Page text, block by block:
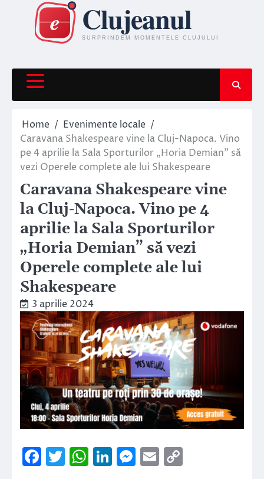
content
Home
Evenimente locale
Caravana Shakespeare vine la Cluj-Napoca. Vino
pe 4 aprilie la Sala Sporturilor „Horia Demian” să
vezi Operele complete ale lui Shakespeare
Caravana Shakespeare vine
la Cluj-Napoca. Vino pe 4
aprilie la Sala Sporturilor
„Horia Demian” să vezi
Operele complete ale lui
Shakespeare
3 aprilie 2024
Facebook
Twitter
WhatsApp
LinkedIn
Messenger
Email